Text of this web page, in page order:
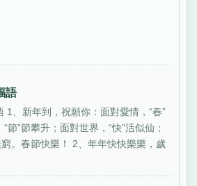
語
1、新年到，祝願你：面對愛情，“春”
節”節攀升；面對世界，“快”活似仙；
窮。春節快樂！ 2、年年快快樂樂，歲